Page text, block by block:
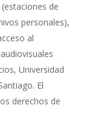
de
personales),
al
Universidad
El
derechos de